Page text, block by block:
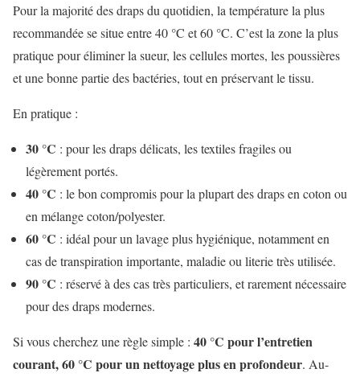
Pour la majorité des draps du quotidien, la température la plus
recommandée se situe entre 40 °C et 60 °C. C’est la zone la plus
pratique pour éliminer la sueur, les cellules mortes, les poussières
et une bonne partie des bactéries, tout en préservant le tissu.
En pratique :
30 °C : pour les draps délicats, les textiles fragiles ou
légèrement portés.
40 °C : le bon compromis pour la plupart des draps en coton ou
en mélange coton/polyester.
60 °C : idéal pour un lavage plus hygiénique, notamment en
cas de transpiration importante, maladie ou literie très utilisée.
90 °C : réservé à des cas très particuliers, et rarement nécessaire
pour des draps modernes.
Si vous cherchez une règle simple : 40 °C pour l’entretien
courant, 60 °C pour un nettoyage plus en profondeur. Au-